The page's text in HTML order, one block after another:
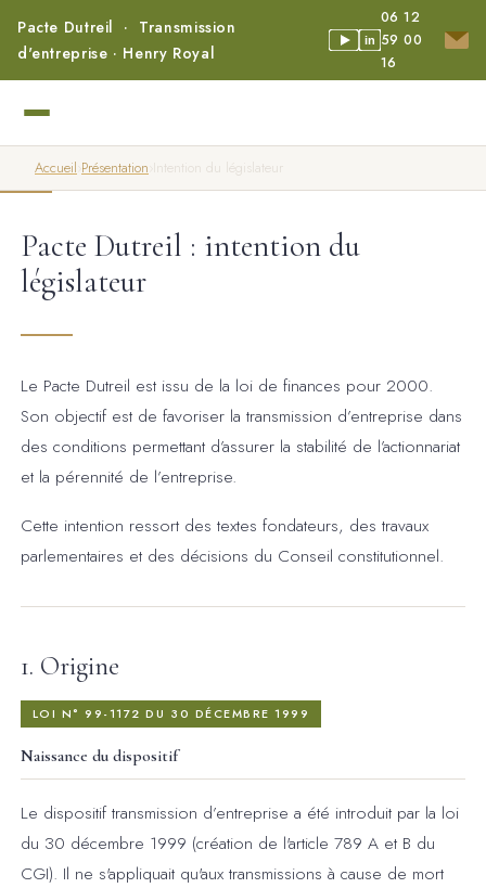
Pacte Dutreil · Transmission
d'entreprise · Henry Royal
in
06 12
59 00
16
Accueil Présentation Intention du législateur
Pacte Dutreil : intention du
législateur
Le Pacte Dutreil est issu de la loi de finances pour 2000.
Son objectif est de favoriser la transmission d’entreprise dans
des conditions permettant d’assurer la stabilité de l’actionnariat
et la pérennité de l’entreprise.
Cette intention ressort des textes fondateurs, des travaux
parlementaires et des décisions du Conseil constitutionnel.
1. Origine
LOI N° 99-1172 DU 30 DÉCEMBRE 1999
Naissance du dispositif
Le dispositif transmission d’entreprise a été introduit par la loi
du 30 décembre 1999 (création de l'article 789 A et B du
CGI). Il ne s'appliquait qu'aux transmissions à cause de mort